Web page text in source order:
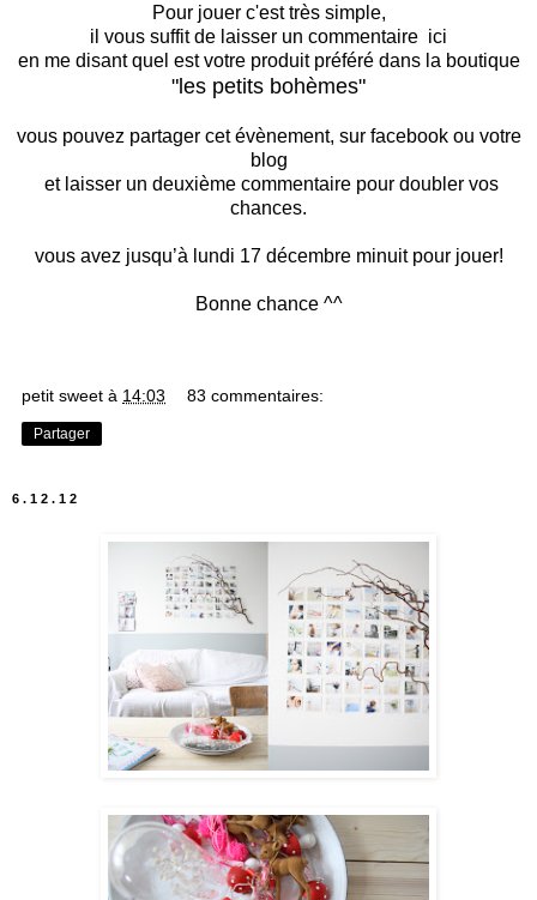
Pour jouer c'est très simple,
il vous suffit de laisser un commentaire ici
en me disant quel est votre produit préféré dans la boutique
"les petits bohèmes"
vous pouvez partager cet évènement, sur facebook ou votre
blog
et laisser un deuxième commentaire pour doubler vos
chances.
vous avez jusqu’à lundi 17 décembre minuit pour jouer!
Bonne chance ^^
petit sweet à 14:03 83 commentaires:
Partager
6.12.12